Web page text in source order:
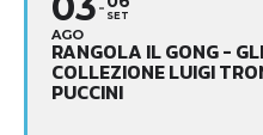
AGO
SET
RANGOLA IL GONG -
COLLEZIONE LUIGI
PUCCINI